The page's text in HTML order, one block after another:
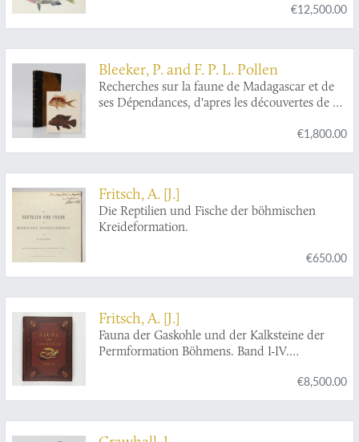
€12,500.00
Bleeker, P. and F. P. L. Pollen
Recherches sur la faune de Madagascar et de
ses Dépendances, d'apres les découvertes de Fr.
Poissons de Madagascar et de l'Ile de la
Réunion des collections de MM. Pollen et Van
fishery usually not present].
€1,800.00
Fritsch, A. [J.]
Die Reptilien und Fische der böhmischen
Kreideformation.
€650.00
Fritsch, A. [J.]
Fauna der Gaskohle und der Kalksteine der
Permformation Böhmens. Band I-IV.
€8,500.00